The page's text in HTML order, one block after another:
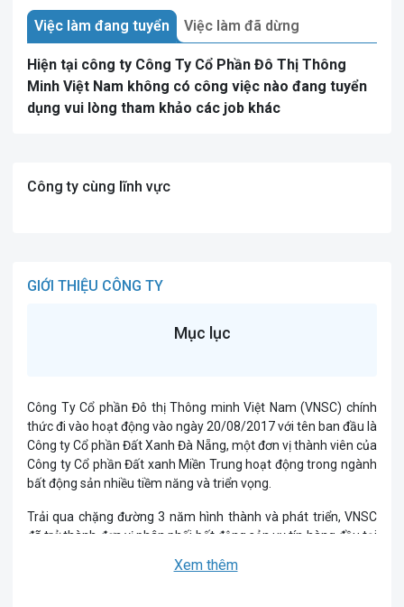
Việc làm đang tuyển Việc làm đã dừng
Hiện tại công ty Công Ty Cổ Phần Đô Thị Thông
Minh Việt Nam không có công việc nào đang tuyển
dụng vui lòng tham khảo các job khác
Công ty cùng lĩnh vực
GIỚI THIỆU CÔNG TY
Mục lục
Công Ty Cổ phần Đô thị Thông minh Việt Nam (VNSC) chính
thức đi vào hoạt động vào ngày 20/08/2017 với tên ban đầu là
Công ty Cổ phần Đất Xanh Đà Nẵng, một đơn vị thành viên của
Công ty Cổ phần Đất xanh Miền Trung hoạt động trong ngành
bất động sản nhiều tiềm năng và triển vọng.
Trải qua chặng đường 3 năm hình thành và phát triển, VNSC
đã trở thành đơn vị phân phối bất động sản uy tín hàng đầu tại
chính thức trở thành chủ đầu tư, nhà phát triển dự án uy tín
Xem thêm